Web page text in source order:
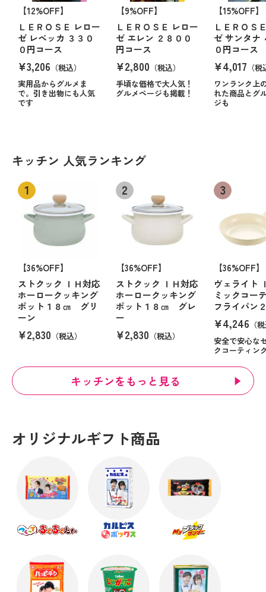
【12%OFF】
ＬＥＲＯＳＥ レロー
ゼ レベッカ ３３０
０円コース
¥3,206 （税込）
実用品からグルメま
で。引き出物にも人気
です
【9%OFF】
ＬＥＲＯＳＥ レロー
ゼ エレン ２８００
円コース
¥2,800 （税込）
手頃な価格で大人気！
グルメページも掲載！
【15%OFF】
ＬＥＲＯＳ
ゼ サンタナ
０円コース
¥4,017 （
ワンランク上
れた商品とグ
ジも
キッチン 人気ランキング
【36%OFF】
ストクック ＩＨ対応
ホーロークッキング
ポット１８㎝ グリ
ーン
¥2,830 （税込）
【36%OFF】
ストクック ＩＨ対応
ホーロークッキング
ポット１８㎝ グレ
ー
¥2,830 （税込）
【36%OFF】
ヴェライト
ミックコー
フライパン
¥4,246 （
安全で安心な
クコーティン
キッチンをもっと見る
オリジナルギフト商品